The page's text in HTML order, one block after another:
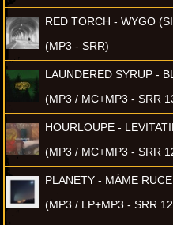
RED TORCH - WYGO
(MP3 - SRR)
LAUNDERED SYRUP -
(MP3 / MC+MP3 - SRR
HOURLOUPE -
(MP3 / MC+MP3 - SRR
PLANETY - MÁME
(MP3 / LP+MP3 - SRR